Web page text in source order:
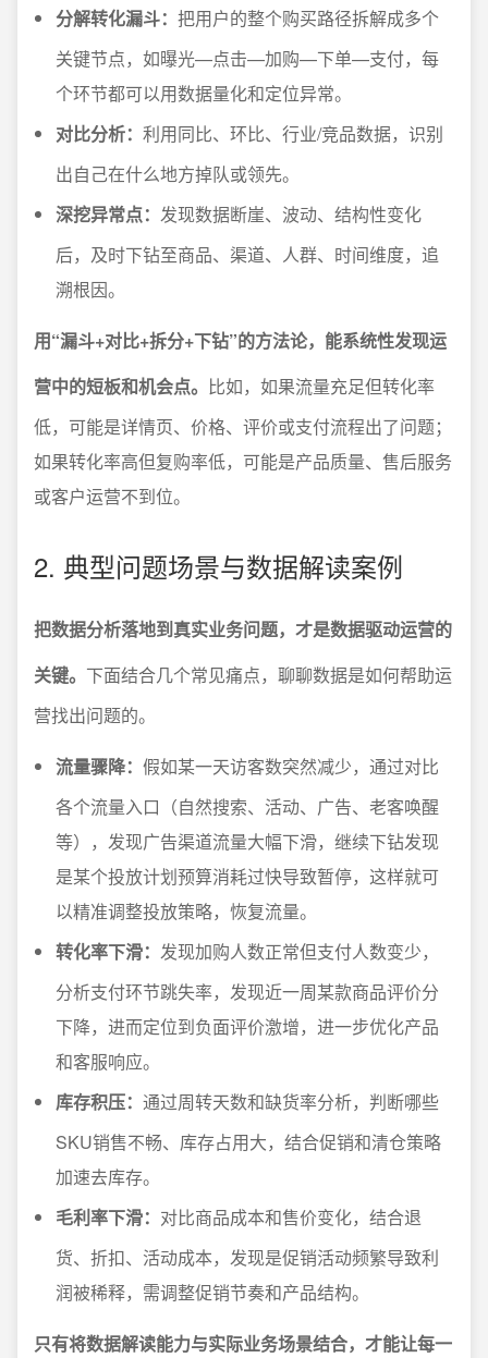
分解转化漏斗： 把用户的整个购买路径拆解成多个
关键节点，如曝光—点击—加购—下单—支付，每
个环节都可以用数据量化和定位异常。
对比分析： 利用同比、环比、行业/竞品数据，识别
出自己在什么地方掉队或领先。
深挖异常点： 发现数据断崖、波动、结构性变化
后，及时下钻至商品、渠道、人群、时间维度，追
溯根因。
用“漏斗+对比+拆分+下钻”的方法论，能系统性发现运
营中的短板和机会点。 比如，如果流量充足但转化率
低，可能是详情页、价格、评价或支付流程出了问题；
如果转化率高但复购率低，可能是产品质量、售后服务
或客户运营不到位。
2. 典型问题场景与数据解读案例
把数据分析落地到真实业务问题，才是数据驱动运营的
关键。 下面结合几个常见痛点，聊聊数据是如何帮助运
营找出问题的。
流量骤降： 假如某一天访客数突然减少，通过对比
各个流量入口（自然搜索、活动、广告、老客唤醒
等），发现广告渠道流量大幅下滑，继续下钻发现
是某个投放计划预算消耗过快导致暂停，这样就可
以精准调整投放策略，恢复流量。
转化率下滑： 发现加购人数正常但支付人数变少，
分析支付环节跳失率，发现近一周某款商品评价分
下降，进而定位到负面评价激增，进一步优化产品
和客服响应。
库存积压： 通过周转天数和缺货率分析，判断哪些
SKU销售不畅、库存占用大，结合促销和清仓策略
加速去库存。
毛利率下滑： 对比商品成本和售价变化，结合退
货、折扣、活动成本，发现是促销活动频繁导致利
润被稀释，需调整促销节奏和产品结构。
只有将数据解读能力与实际业务场景结合，才能让每一